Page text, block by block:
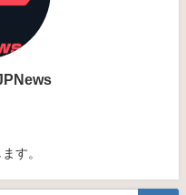
す。